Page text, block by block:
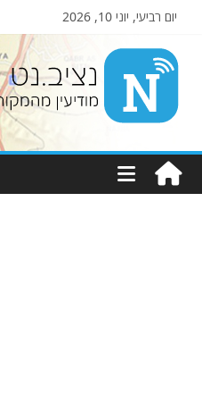
יום רביעי, יוני 10, 2026
Nziv.net
מודיעין
מהמקורות